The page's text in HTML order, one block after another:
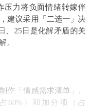
压力将负面情绪转嫁伴
建议采用「二选一」决
、25日是化解矛盾的关
。
作「情感需求清单」。
60%）和加分项（占